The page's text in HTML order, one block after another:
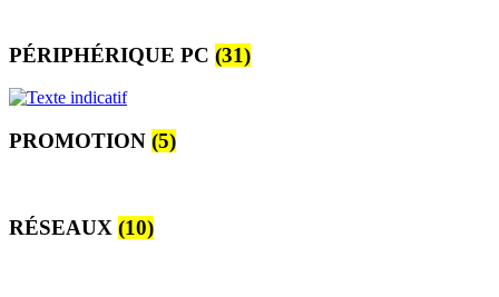
PÉRIPHÉRIQUE PC (31)
PROMOTION (5)
RÉSEAUX (10)